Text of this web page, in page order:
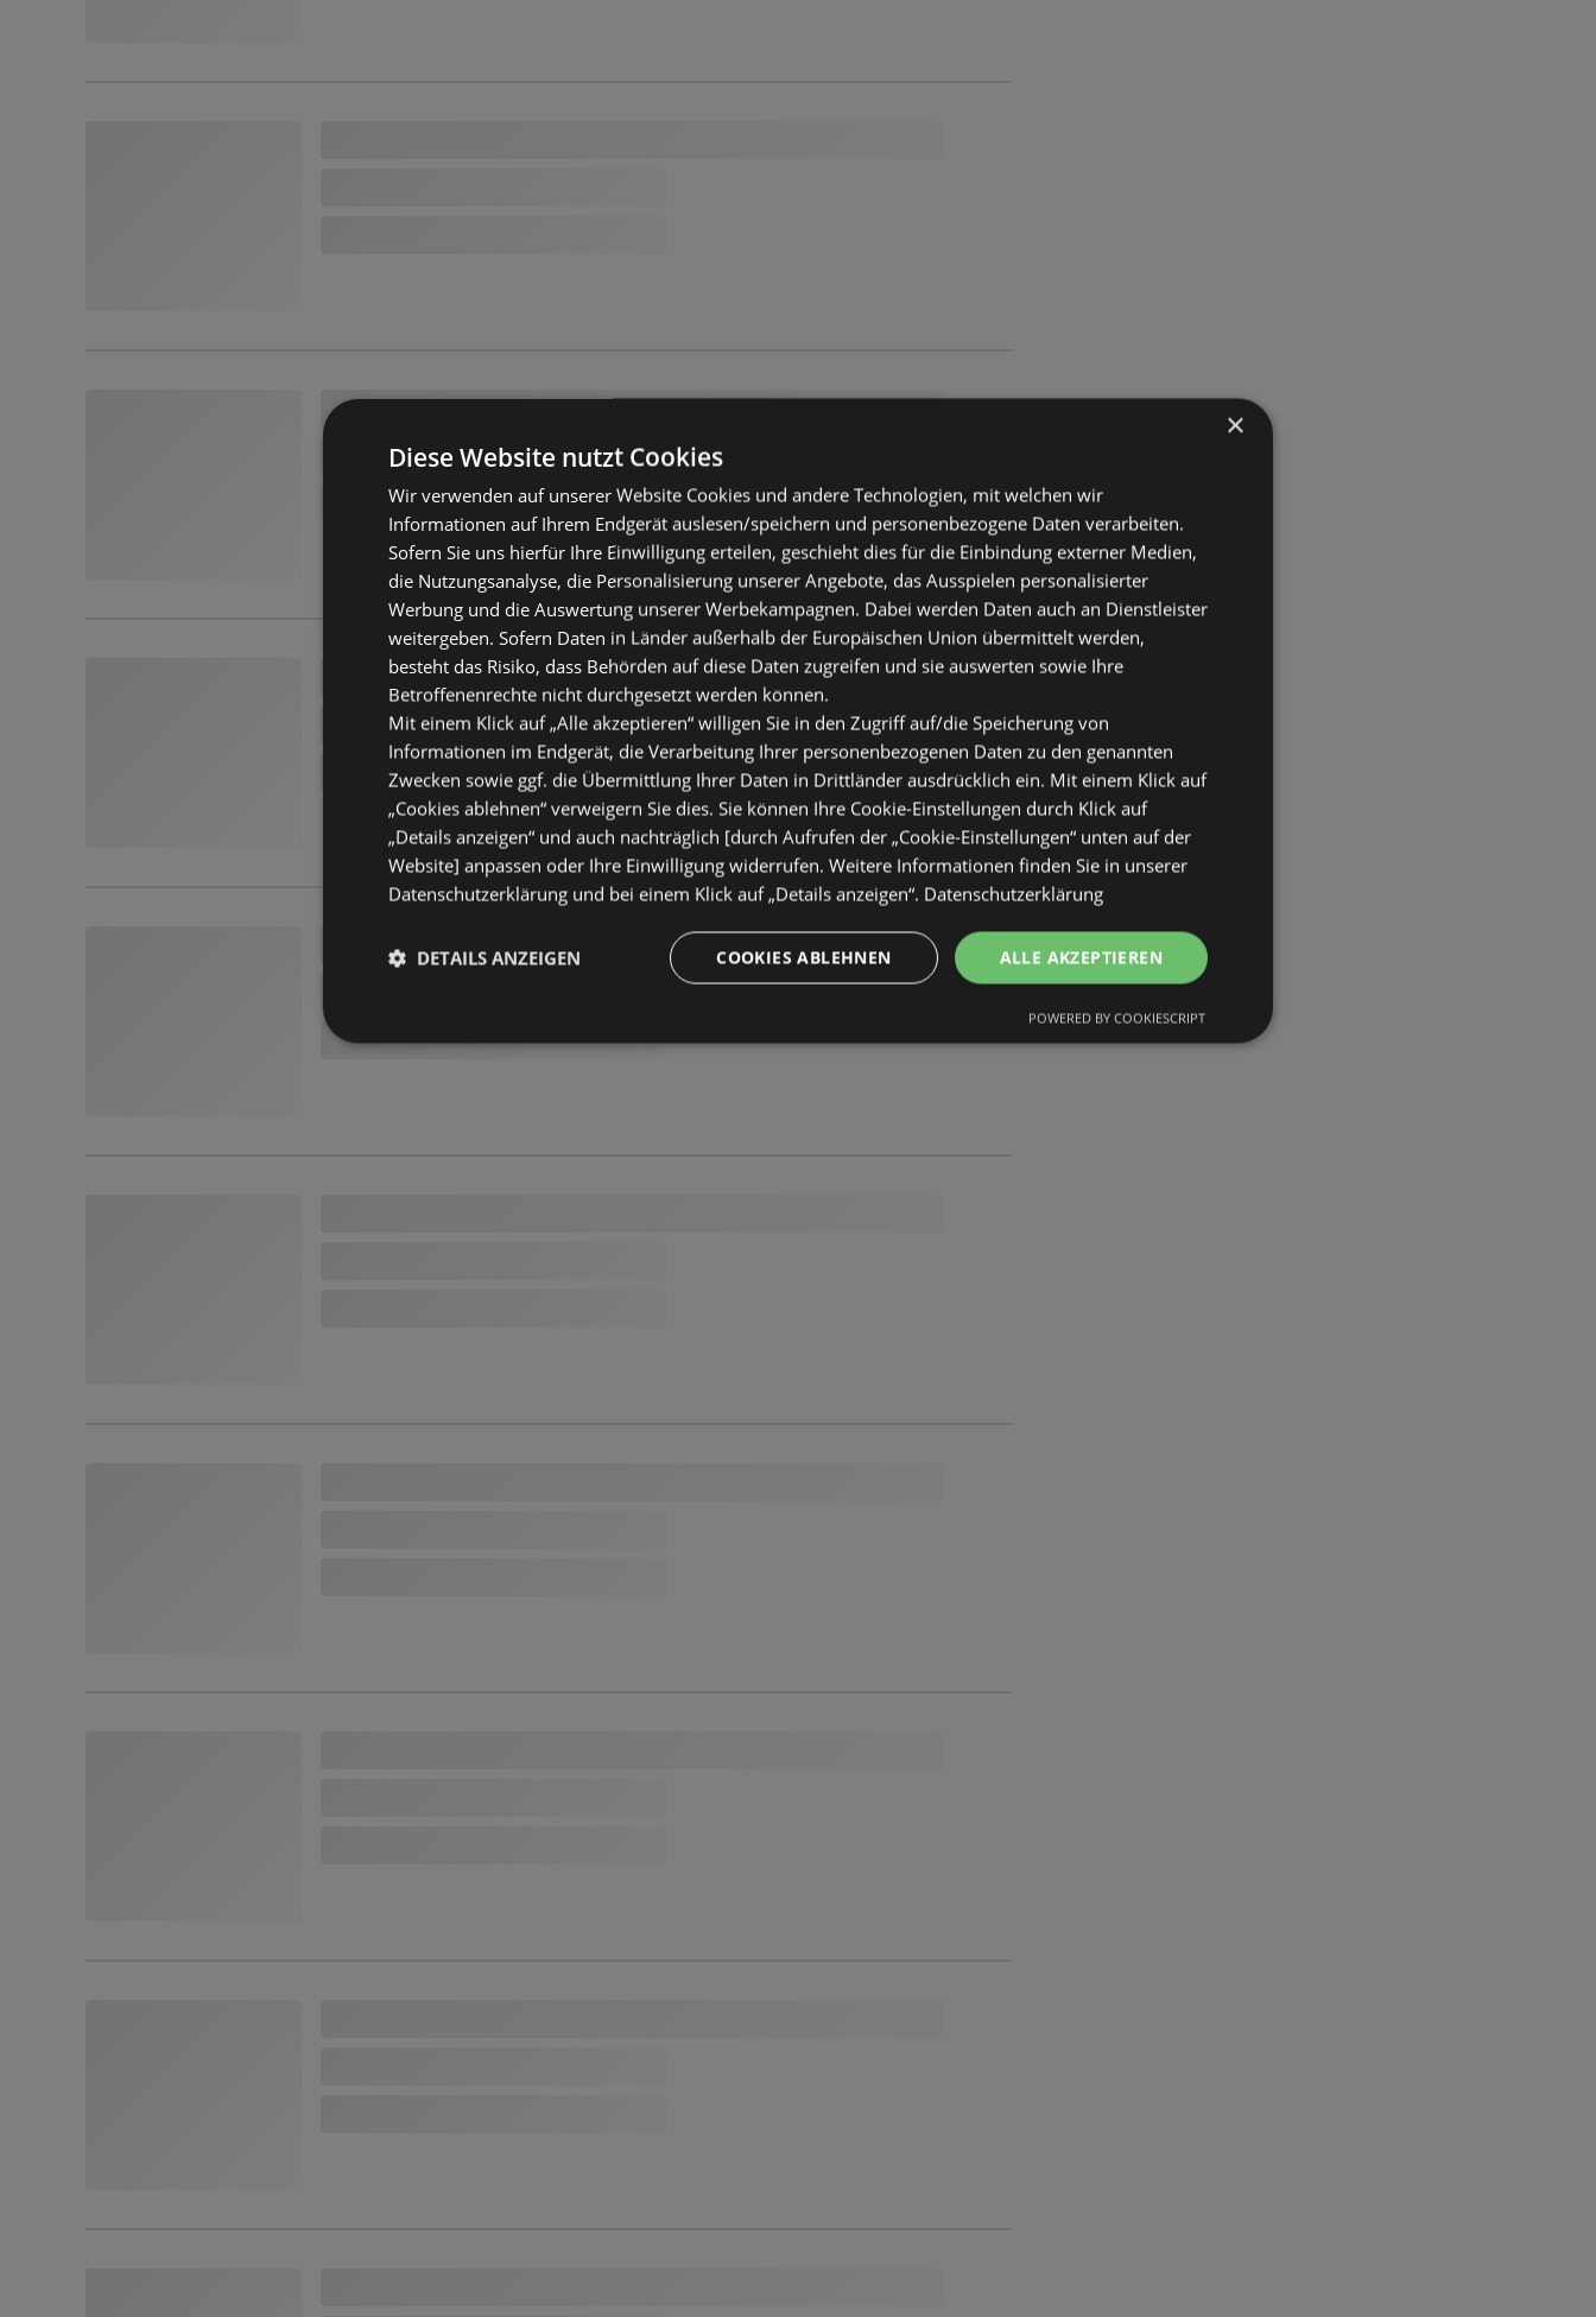
×
Diese Website nutzt Cookies
Wir verwenden auf unserer Website Cookies und andere Technologien, mit welchen wir
Informationen auf Ihrem Endgerät auslesen/speichern und personenbezogene Daten verarbeiten.
Sofern Sie uns hierfür Ihre Einwilligung erteilen, geschieht dies für die Einbindung externer Medien,
die Nutzungsanalyse, die Personalisierung unserer Angebote, das Ausspielen personalisierter
Werbung und die Auswertung unserer Werbekampagnen. Dabei werden Daten auch an Dienstleister
weitergeben. Sofern Daten in Länder außerhalb der Europäischen Union übermittelt werden,
besteht das Risiko, dass Behörden auf diese Daten zugreifen und sie auswerten sowie Ihre
Betroffenenrechte nicht durchgesetzt werden können.
Mit einem Klick auf „Alle akzeptieren“ willigen Sie in den Zugriff auf/die Speicherung von
Informationen im Endgerät, die Verarbeitung Ihrer personenbezogenen Daten zu den genannten
Zwecken sowie ggf. die Übermittlung Ihrer Daten in Drittländer ausdrücklich ein. Mit einem Klick auf
„Cookies ablehnen“ verweigern Sie dies. Sie können Ihre Cookie-Einstellungen durch Klick auf
„Details anzeigen“ und auch nachträglich [durch Aufrufen der „Cookie-Einstellungen“ unten auf der
Website] anpassen oder Ihre Einwilligung widerrufen. Weitere Informationen finden Sie in unserer
Datenschutzerklärung und bei einem Klick auf „Details anzeigen“. Datenschutzerklärung
ALLE AKZEPTIEREN
COOKIES ABLEHNEN
DETAILS ANZEIGEN
POWERED BY COOKIESCRIPT